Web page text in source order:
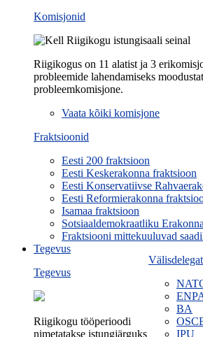
Komisjonid
Riigikogus on 11 alatist ja 3
probleemide lahendamiseks
probleemkomisjone.
Vaata kõiki komisjone
Fraktsioonid
Eesti 200 fraktsioon
Eesti Keskerakonna fraktsioon
Eesti Konservatiivse
Eesti Reformierakonna
Isamaa fraktsioon
Sotsiaaldemokraatliku
Fraktsiooni mittekuuluvad
BA
IPU
Tegevus
Tegevus
Riigikogu tööperioodi
nimetatakse istungjärguks